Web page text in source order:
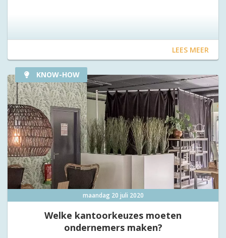
LEES MEER
KNOW-HOW
maandag 20 juli 2020
Welke kantoorkeuzes moeten
ondernemers maken?